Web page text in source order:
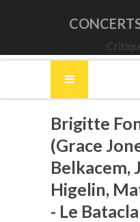
Brigitte
(Grace
Belkacem,
Higelin,
- Le